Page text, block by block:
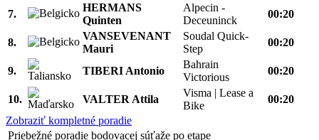
7.
HERMANS
Quinten
Alpecin -
Deceuninck
00:20
8.
VANSEVENANT
Mauri
Soudal Quick-
Step
00:20
9. TIBERI Antonio
Bahrain
Victorious
00:20
10. VALTER Attila
Visma | Lease a
Bike
00:20
Zobraziť kompletné poradie
Priebežné poradie bodovacej súťaže po etape